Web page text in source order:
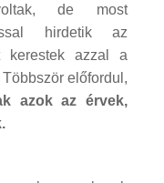
de most
hirdetik az
kerestek azzal a
előfordul,
azok az érvek,